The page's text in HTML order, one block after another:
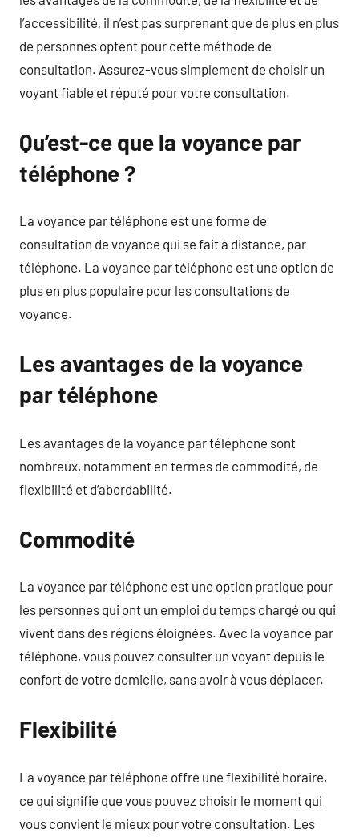
l’accessibilité, il n’est pas surprenant que de plus en plus
de personnes optent pour cette méthode de
consultation. Assurez-vous simplement de choisir un
voyant fiable et réputé pour votre consultation.
Qu’est-ce que la voyance par
téléphone ?
La voyance par téléphone est une forme de
consultation de voyance qui se fait à distance, par
téléphone. La voyance par téléphone est une option de
plus en plus populaire pour les consultations de
voyance.
Les avantages de la voyance
par téléphone
Les avantages de la voyance par téléphone sont
nombreux, notamment en termes de commodité, de
flexibilité et d’abordabilité.
Commodité
La voyance par téléphone est une option pratique pour
les personnes qui ont un emploi du temps chargé ou qui
vivent dans des régions éloignées. Avec la voyance par
téléphone, vous pouvez consulter un voyant depuis le
confort de votre domicile, sans avoir à vous déplacer.
Flexibilité
La voyance par téléphone offre une flexibilité horaire,
ce qui signifie que vous pouvez choisir le moment qui
vous convient le mieux pour votre consultation. Les